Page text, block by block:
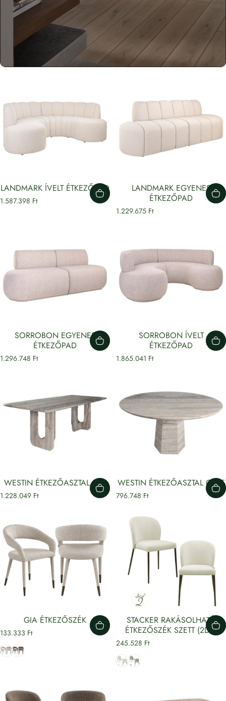
LANDMARK ÍVELT ÉTKEZŐPAD
1.587.398 Ft
LANDMARK EGYENES
ÉTKEZŐPAD
1.229.675 Ft
SORROBON EGYENES
ÉTKEZŐPAD
1.296.748 Ft
SORROBON ÍVELT
ÉTKEZŐPAD
1.865.041 Ft
WESTIN ÉTKEZŐASZTAL 230
1.228.049 Ft
WESTIN ÉTKEZŐASZTAL Ø135
796.748 Ft
GIA ÉTKEZŐSZÉK
133.333 Ft
BézsBarna
STACKER RAKÁSOLHATÓ
ÉTKEZŐSZÉK SZETT (2DB)
245.528 Ft
KrémBarna